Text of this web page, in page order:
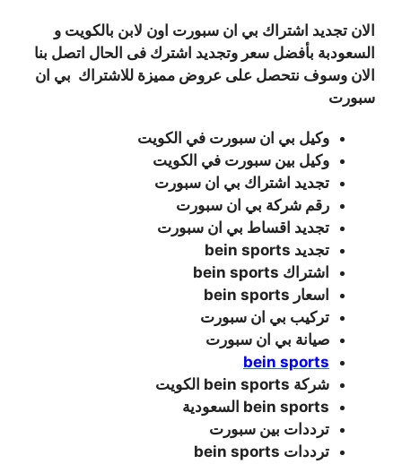
الان تجديد اشتراك بي ان سبورت اون لابن بالكويت و
السعودبة بأفضل سعر وتجديد اشترك فى الحال اتصل بنا
الان وسوف نتحصل على عروض مميزة للاشتراك بي ان
سبورت
وكيل بي ان سبورت في الكويت
وكيل بين سبورت في الكويت
تجديد اشتراك بي ان سبورت
رقم شركة بي ان سبورت
تجديد اقساط بي ان سبورت
تجديد bein sports
اشتراك bein sports
اسعار bein sports
تركيب بي ان سبورت
صيانة بي ان سبورت
bein sports
شركة bein sports الكويت
bein sports السعودية
ترددات بين سبورت
ترددات bein sports